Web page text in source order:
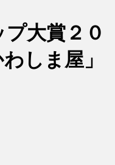
大賞２０
しま屋」